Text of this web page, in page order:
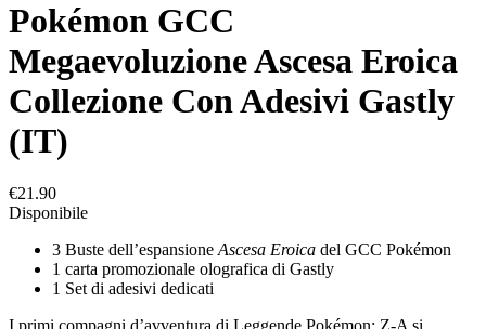
Pokémon GCC
Megaevoluzione Ascesa Eroica
Collezione Con Adesivi Gastly
(IT)
€21.90
Disponibile
3 Buste dell’espansioneAscesa Eroica del GCC Pokémon
1 carta promozionale olografica di Gastly
1 Set di adesivi dedicati